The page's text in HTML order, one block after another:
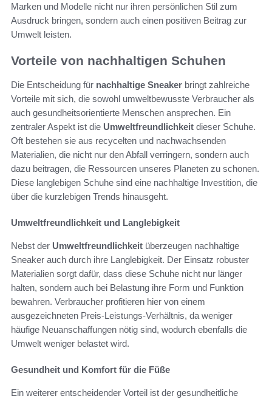
Marken und Modelle nicht nur ihren persönlichen Stil zum
Ausdruck bringen, sondern auch einen positiven Beitrag zur
Umwelt leisten.
Vorteile von nachhaltigen Schuhen
Die Entscheidung für nachhaltige Sneaker bringt zahlreiche
Vorteile mit sich, die sowohl umweltbewusste Verbraucher als
auch gesundheitsorientierte Menschen ansprechen. Ein
zentraler Aspekt ist die Umweltfreundlichkeit dieser Schuhe.
Oft bestehen sie aus recycelten und nachwachsenden
Materialien, die nicht nur den Abfall verringern, sondern auch
dazu beitragen, die Ressourcen unseres Planeten zu schonen.
Diese langlebigen Schuhe sind eine nachhaltige Investition, die
über die kurzlebigen Trends hinausgeht.
Umweltfreundlichkeit und Langlebigkeit
Nebst der Umweltfreundlichkeit überzeugen nachhaltige
Sneaker auch durch ihre Langlebigkeit. Der Einsatz robuster
Materialien sorgt dafür, dass diese Schuhe nicht nur länger
halten, sondern auch bei Belastung ihre Form und Funktion
bewahren. Verbraucher profitieren hier von einem
ausgezeichneten Preis-Leistungs-Verhältnis, da weniger
häufige Neuanschaffungen nötig sind, wodurch ebenfalls die
Umwelt weniger belastet wird.
Gesundheit und Komfort für die Füße
Ein weiterer entscheidender Vorteil ist der gesundheitliche